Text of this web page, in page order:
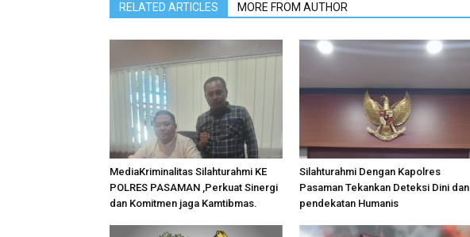
RELATED ARTICLES MORE FROM AUTHOR
MediaKriminalitas Silahturahmi KE
POLRES PASAMAN ,Perkuat Sinergi
dan Komitmen jaga Kamtibmas.
Silahturahmi Dengan Kapolres
Pasaman Tekankan Deteksi Dini dan
pendekatan Humanis